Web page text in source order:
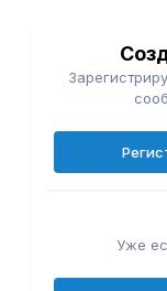
Уже